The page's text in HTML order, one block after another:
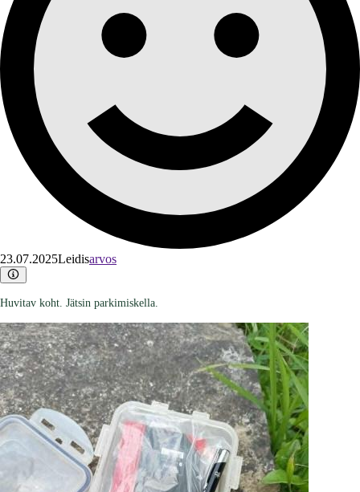
23.07.2025Leidisarvos
Huvitav koht. Jätsin parkimiskella.